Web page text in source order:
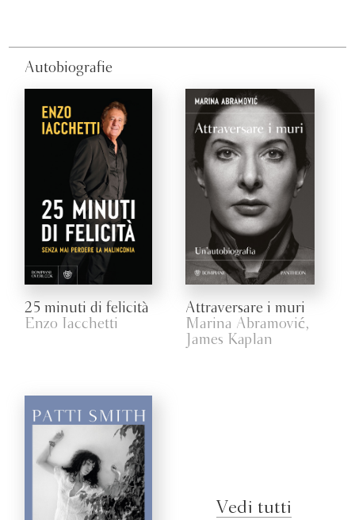
Autobiografie
25 minuti di felicità
Enzo Iacchetti
Attraversare i muri
Marina Abramović,
James Kaplan
Vedi tutti